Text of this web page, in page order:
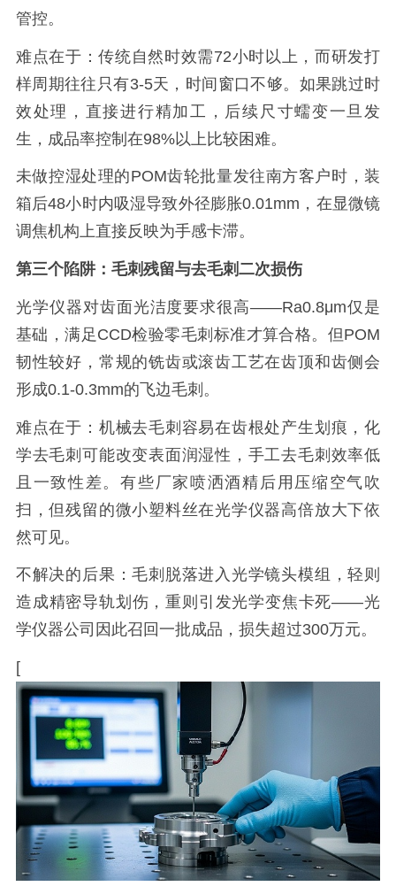
管控。
难点在于：传统自然时效需72小时以上，而研发打
样周期往往只有3-5天，时间窗口不够。如果跳过时
效处理，直接进行精加工，后续尺寸蠕变一旦发
生，成品率控制在98%以上比较困难。
未做控湿处理的POM齿轮批量发往南方客户时，装
箱后48小时内吸湿导致外径膨胀0.01mm，在显微镜
调焦机构上直接反映为手感卡滞。
第三个陷阱：毛刺残留与去毛刺二次损伤
光学仪器对齿面光洁度要求很高——Ra0.8μm仅是
基础，满足CCD检验零毛刺标准才算合格。但POM
韧性较好，常规的铣齿或滚齿工艺在齿顶和齿侧会
形成0.1-0.3mm的飞边毛刺。
难点在于：机械去毛刺容易在齿根处产生划痕，化
学去毛刺可能改变表面润湿性，手工去毛刺效率低
且一致性差。有些厂家喷洒酒精后用压缩空气吹
扫，但残留的微小塑料丝在光学仪器高倍放大下依
然可见。
不解决的后果：毛刺脱落进入光学镜头模组，轻则
造成精密导轨划伤，重则引发光学变焦卡死——光
学仪器公司因此召回一批成品，损失超过300万元。
[